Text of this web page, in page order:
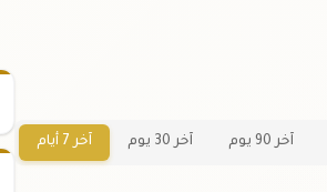
آخر 90 يوم آخر 30 يوم آخر 7 أيام